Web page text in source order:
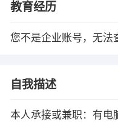
教育经历
您不是企业账号，无法
自我描述
本人承接或兼职：有电